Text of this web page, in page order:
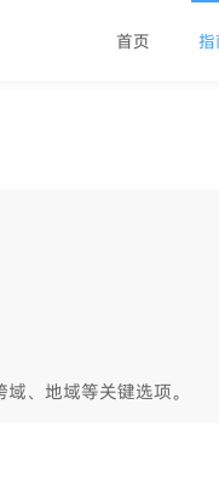
首页 指
、地域等关键选项。